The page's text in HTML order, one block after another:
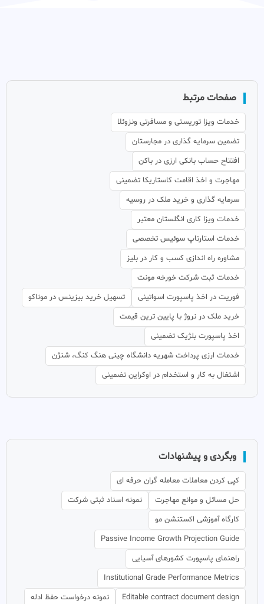
صفحات مرتبط
خدمات ویزا توریستی و مسافرتی ونزوئلا
تضمین سرمایه گذاری در مجارستان
افتتاح حساب بانکی ارزی در باکن
مهاجرت و اخذ اقامت کاستاریکا تضمینی
سرمایه گذاری و خرید ملک در روسیه
خدمات ویزا کاری انگلستان معتبر
خدمات استارتاپ سوئیس تخصصی
مشاوره راه اندازی کسب و کار در بلیز
خدمات ثبت شرکت خورخه مونت
فوریت در اخذ پاسپورت اسواتینی
تسهیل خرید بیزینس در موناکو
خرید ملک در نروژ با پایین ترین قیمت
اخذ پاسپورت بلژیک تضمینی
خدمات ارزی پرداخت شهریه دانشگاه چینی هنگ کنگ، شنژن
اشتغال به کار و استخدام در اوکراین تضمینی
وبگردی و پیشنهادات
کپی کردن معاملات معامله گران حرفه ای
حل مسائل و موانع مهاجرت
نمونه اسناد ثبتی شرکت
کارگاه آموزشی اکستنشن مو
Passive Income Growth Projection Guide
راهنمای پاسپورت کشورهای آسیایی
Institutional Grade Performance Metrics
Editable contract document design
نمونه درخواست حفظ ادله